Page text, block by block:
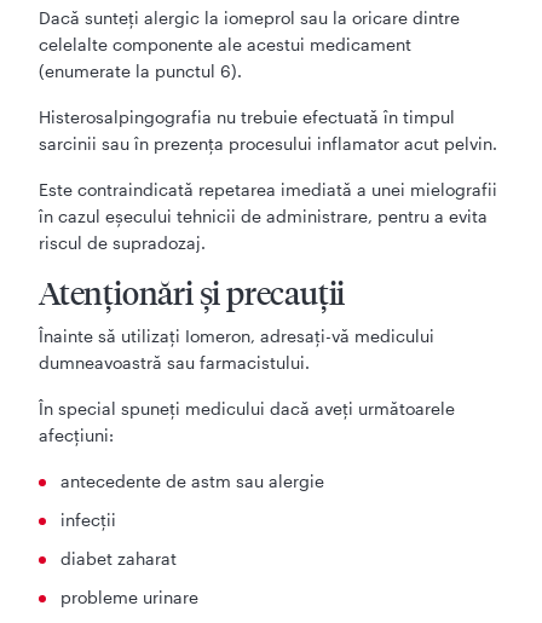
Dacă sunteţi alergic la iomeprol sau la oricare dintre
celelalte componente ale acestui medicament
(enumerate la punctul 6).
Histerosalpingografia nu trebuie efectuată în timpul
sarcinii sau în prezenţa procesului inflamator acut pelvin.
Este contraindicată repetarea imediată a unei mielografii
în cazul eşecului tehnicii de administrare, pentru a evita
riscul de supradozaj.
Atenţionări şi precauţii
Înainte să utilizaţi Iomeron, adresaţi-vă medicului
dumneavoastră sau farmacistului.
În special spuneți medicului dacă aveţi următoarele
afecţiuni:
antecedente de astm sau alergie
infecţii
diabet zaharat
probleme urinare